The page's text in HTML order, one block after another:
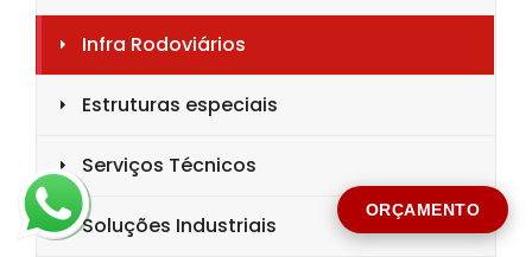
ORÇAMENTO